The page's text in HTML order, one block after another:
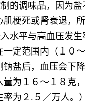
调味品，因为盐
梗死或肾衰退，
平与高血压发生
定范围内（１０
盐后，血压会下
为１６～１８克
率为２.５／万人